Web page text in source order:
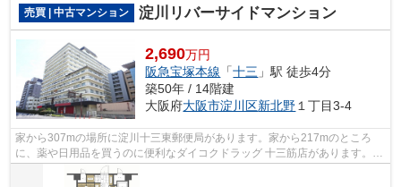
売買 | 中古マンション 淀川リバーサイドマンション
2,690万円
阪急宝塚本線 「十三 」駅 徒歩4分
築50年 / 14階建
大阪府大阪市淀川区新北野 １丁目3-4
家から307mの場所に淀川十三東郵便局があります。家から217mのところ
に、薬や日用品を買うのに便利なダイコクドラッグ 十三筋店があります。中
古でありながら、室内もきれいな一押しの...